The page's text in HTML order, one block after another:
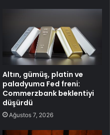
Altın, gümüş, platin ve
paladyuma Fed freni:
Commerzbank beklentiyi
düşürdü
Ağustos 7, 2026